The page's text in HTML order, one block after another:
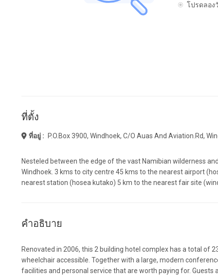
โปรดลอง
ที่ตั้ง
ที่อยู่ : P.o.box 3900, Windhoek, C/o Auas And Aviation.rd,
Nesteled between the edge of the vast Namibian wilderness
Windhoek. 3 kms to city centre 45 kms to the nearest airport
nearest station (hosea kutako) 5 km to the nearest fair site
คำอธิบาย
Renovated in 2006, this 2 building hotel complex has a total of
wheelchair accessible. Together with a large, modern
facilities and personal service that are worth paying for. Guests